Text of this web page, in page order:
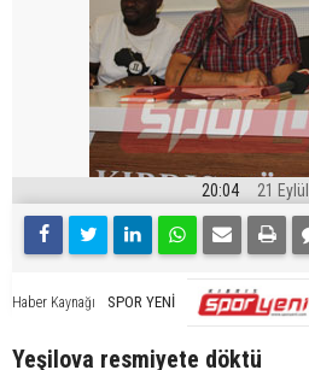
20:04 21
Haber Kaynağı SPOR YENİ
Yeşilova resmiyete döktü